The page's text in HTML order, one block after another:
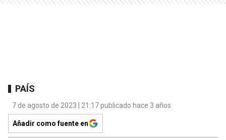
PAÍS
7 de agosto de 2023 | 21:17 publicado hace 3 años
Añadir como fuente en